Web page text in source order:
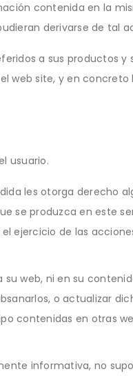
contenida en la
derivarse de tal
a sus productos
site, y en
usuario.
les otorga derecho
se produzca en este
ejercicio de las
web, ni en su
o actualizar
contenidas en otras
informativa, no